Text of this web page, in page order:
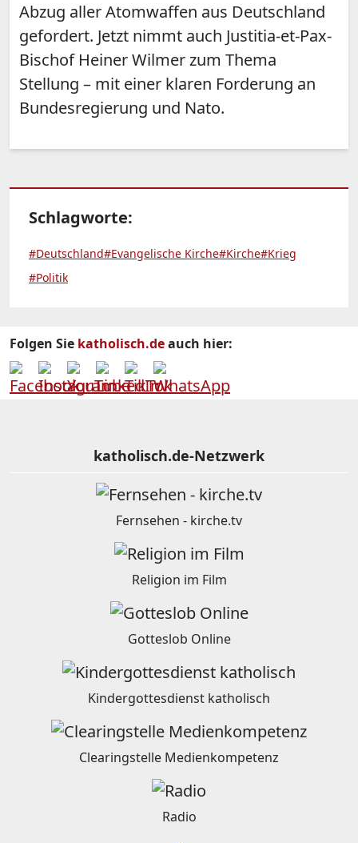
Abzug aller Atomwaffen aus Deutschland
gefordert. Jetzt nimmt auch Justitia-et-Pax-
Bischof Heiner Wilmer zum Thema
Stellung – mit einer klaren Forderung an
Bundesregierung und Nato.
Schlagworte:
#Deutschland#Evangelische Kirche#Kirche#Krieg
#Politik
Folgen Sie katholisch.deauch hier:
katholisch.de-Netzwerk
Fernsehen - kirche.tv
Religion im Film
Gotteslob Online
Kindergottesdienst katholisch
Clearingstelle Medienkompetenz
Radio